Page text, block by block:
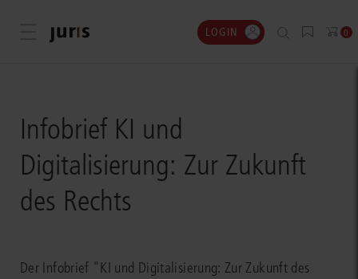
Menü öffnen LOGIN 0
Infobrief KI und
Digitalisierung: Zur Zukunft
des Rechts
Der Infobrief "KI und Digitalisierung: Zur Zukunft des